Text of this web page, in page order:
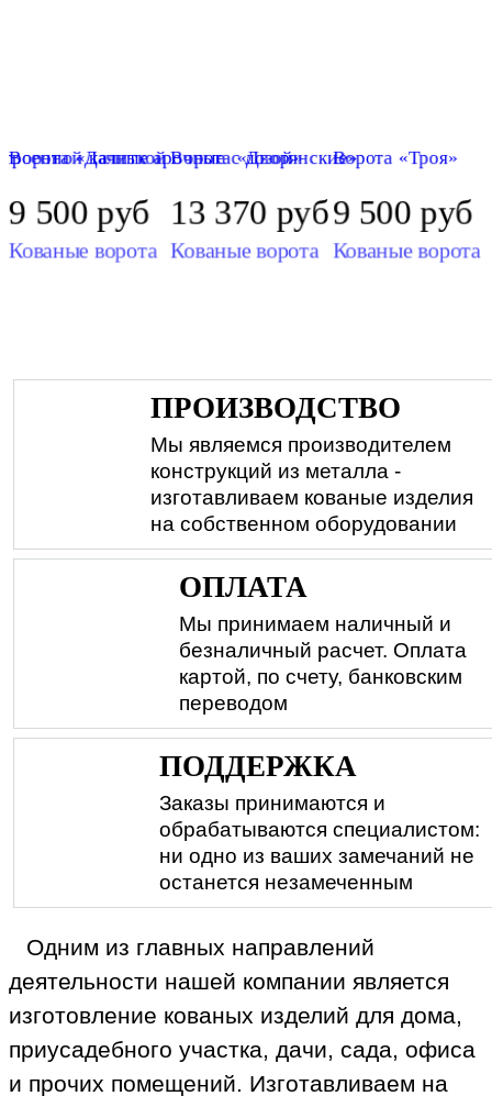
калиткой
Ворота «Дачные арочные с лозой»
9 500 руб
Кованые ворота
Ворота «Дворянские»
13 370 руб
Кованые ворота
Ворота «Троя»
9 500руб
Кованые ворота
ПРОИЗВОДСТВО
Мы являемся производителем
конструкций из металла -
изготавливаем кованые изделия
на собственном оборудовании
ОПЛАТА
Мы принимаем наличный и
безналичный расчет. Оплата
картой, по счету, банковским
переводом
ПОДДЕРЖКА
Заказы принимаются и
обрабатываются специалистом:
ни одно из ваших замечаний не
останется незамеченным
Одним из главных направлений
деятельности нашей компании является
изготовление кованых изделий для дома,
приусадебного участка, дачи, сада, офиса
и прочих помещений. Изготавливаем на